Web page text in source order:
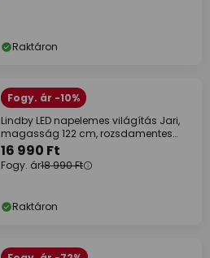
Raktáron
Fogy. ár -10%
Lindby LED napelemes világítás Jari,
magasság 122 cm, rozsdamentes
acél,
16 990 Ft
Fogy. ár18 990 Ft
Raktáron